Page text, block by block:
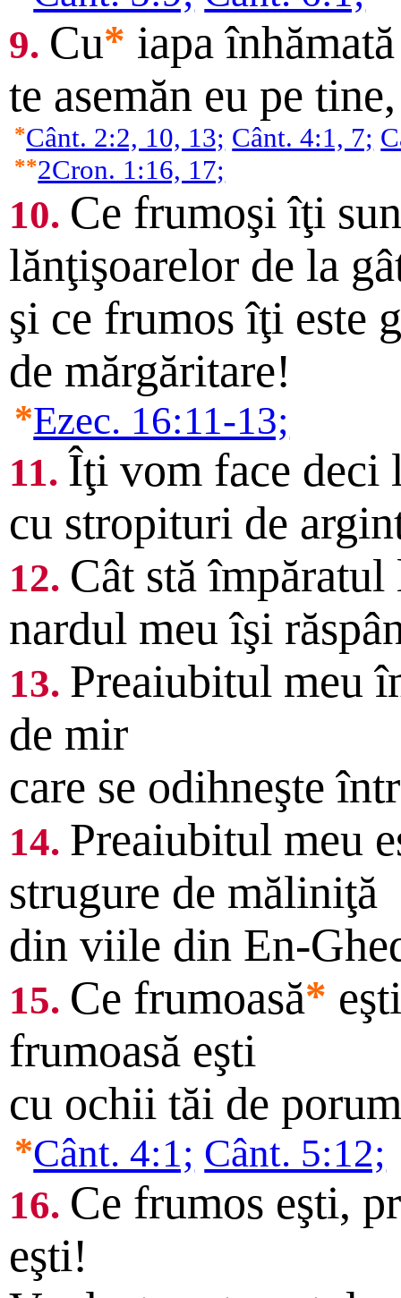
9. Cu* iapa
te asemăn eu pe
*Cânt. 2:2, 10, 13; Cânt. 4:1, 7;
**2Cron. 1:16, 17;
10. Ce frumoşi îţi
lănţişoarelor de la
şi ce frumos îţi este
de mărgăritare!
*Ezec. 16:11-13;
11. Îţi vom face deci
cu stropituri de
12. Cât stă împăratul
nardul meu îşi
13. Preaiubitul meu
de mir
care se odihneşte
14. Preaiubitul meu
strugure de măliniţă
din viile din En-
15. Ce frumoasă*
frumoasă eşti
cu ochii tăi de
*Cânt. 4:1; Cânt. 5:12;
16. Ce frumos eşti,
eşti!